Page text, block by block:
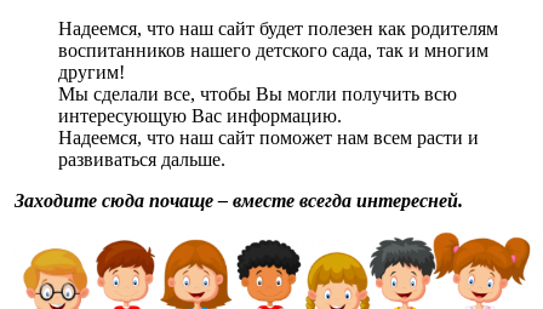
Надеемся, что наш сайт будет полезен как родителям
воспитанников нашего детского сада, так и многим
другим!
Мы сделали все, чтобы Вы могли получить всю
интересующую Вас информацию.
Надеемся, что наш сайт поможет нам всем расти и
развиваться дальше.
Заходите сюда почаще – вместе всегда интересней.